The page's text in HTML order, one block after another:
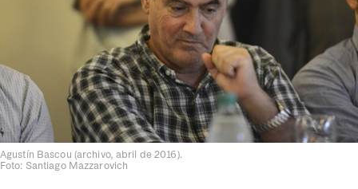
Agustín Bascou (archivo, abril de 2016).
Foto: Santiago Mazzarovich